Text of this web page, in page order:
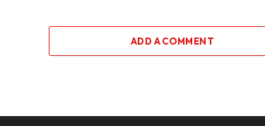
ADD A COMMENT